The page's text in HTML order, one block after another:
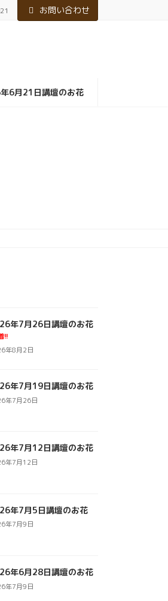
お問い合わせ
6月21日講壇のお花
年7月26日講壇のお花
!!
年8月2日
年7月19日講壇のお花
年7月26日
年7月12日講壇のお花
年7月12日
年7月5日講壇のお花
年7月9日
年6月28日講壇のお花
年7月9日